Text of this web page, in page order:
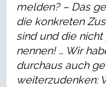
melden? – Das
die konkreten
sind und die
nennen! … Wir
durchaus auch
weiterzudenken: